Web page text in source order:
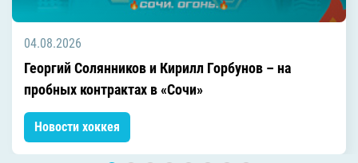
04.08.2026
Георгий Солянников и Кирилл Горбунов – на
пробных контрактах в «Сочи»
Новости хоккея